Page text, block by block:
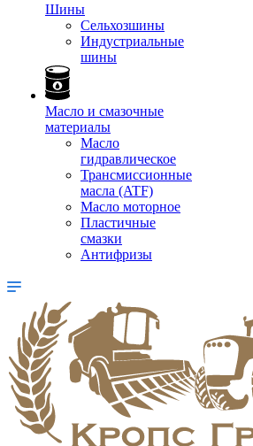
Шины
Сельхозшины
Индустриальные
шины
Масло и смазочные
материалы
Масло
гидравлическое
Трансмиссионные
масла (ATF)
Масло моторное
Пластичные
смазки
Антифризы